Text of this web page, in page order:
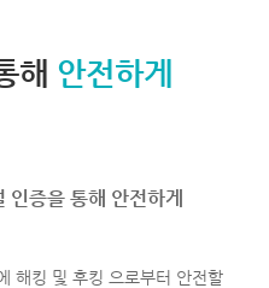
해 안전하게
증을 통해 안전하게
해킹 및 후킹 으로부터 안전할